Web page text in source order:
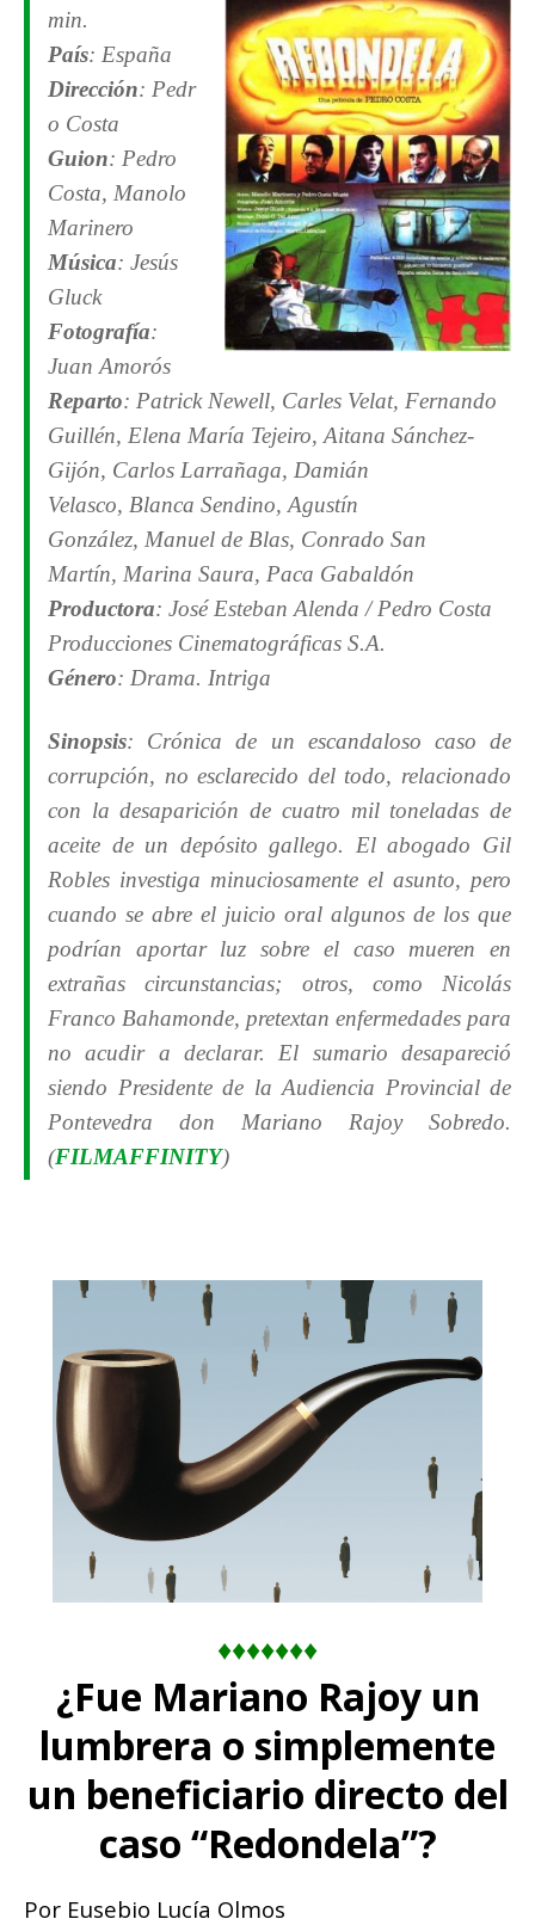
min.
País: España
Dirección: Pedr
o Costa
Guion: Pedro
Costa, Manolo
Marinero
Música: Jesús
Gluck
Fotografía:
Juan Amorós
Reparto: Patrick Newell, Carles Velat, Fernando
Guillén, Elena María Tejeiro, Aitana Sánchez-
Gijón, Carlos Larrañaga, Damián
Velasco, Blanca Sendino, Agustín
González, Manuel de Blas, Conrado San
Martín, Marina Saura, Paca Gabaldón
Productora: José Esteban Alenda / Pedro Costa
Producciones Cinematográficas S.A.
Género: Drama. Intriga
Sinopsis: Crónica de un escandaloso caso de
corrupción, no esclarecido del todo, relacionado
con la desaparición de cuatro mil toneladas de
aceite de un depósito gallego. El abogado Gil
Robles investiga minuciosamente el asunto, pero
cuando se abre el juicio oral algunos de los que
podrían aportar luz sobre el caso mueren en
extrañas circunstancias; otros, como Nicolás
Franco Bahamonde, pretextan enfermedades para
no acudir a declarar. El sumario desapareció
siendo Presidente de la Audiencia Provincial de
Pontevedra don Mariano Rajoy Sobredo.
(FILMAFFINITY)
♦♦♦♦♦♦♦
¿Fue Mariano Rajoy un
lumbrera o simplemente
un beneficiario directo del
caso “Redondela”?
Por Eusebio Lucía Olmos